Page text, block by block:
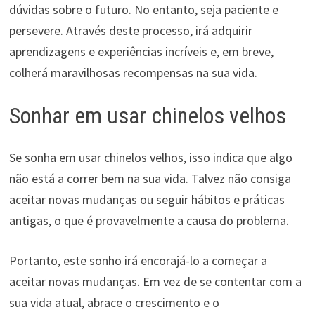
dúvidas sobre o futuro. No entanto, seja paciente e
persevere. Através deste processo, irá adquirir
aprendizagens e experiências incríveis e, em breve,
colherá maravilhosas recompensas na sua vida.
Sonhar em usar chinelos velhos
Se sonha em usar chinelos velhos, isso indica que algo
não está a correr bem na sua vida. Talvez não consiga
aceitar novas mudanças ou seguir hábitos e práticas
antigas, o que é provavelmente a causa do problema.
Portanto, este sonho irá encorajá-lo a começar a
aceitar novas mudanças. Em vez de se contentar com a
sua vida atual, abrace o crescimento e o